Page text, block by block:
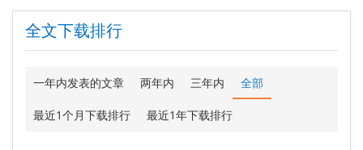
全文下载排行
一年内发表的文章 两年内 三年内 全部
最近1个月下载排行 最近1年下载排行